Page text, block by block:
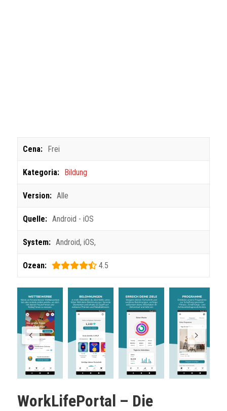
Cena: Frei
Kategoria: Bildung
Version: Alle
Quelle: Android - iOS
System: Android, iOS,
Ozean: 4.5
WorkLifePortal – Die